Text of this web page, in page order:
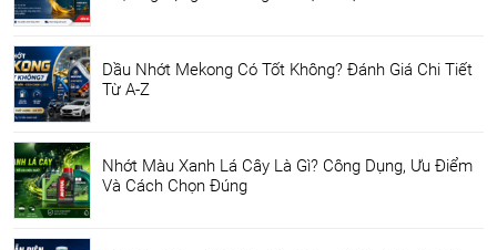
Dầu Nhớt Mekong Có Tốt Không? Đánh Giá Chi Tiết
Từ A-Z
Nhớt Màu Xanh Lá Cây Là Gì? Công Dụng, Ưu Điểm
Và Cách Chọn Đúng